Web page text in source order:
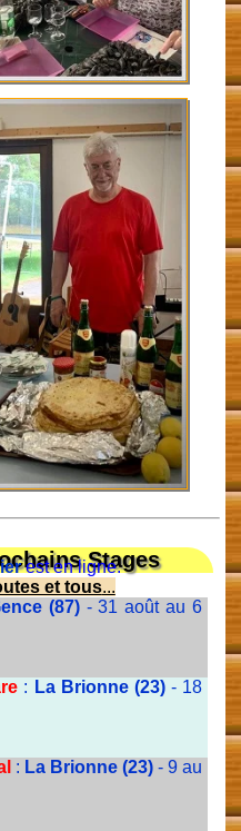
Stages
est en ligne.
et tous...
(87)- 31 août au 6
: La Brionne (23)- 18
: La Brionne (23)- 9 au